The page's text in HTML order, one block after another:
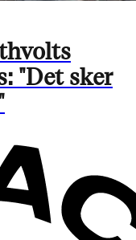
"Det sker